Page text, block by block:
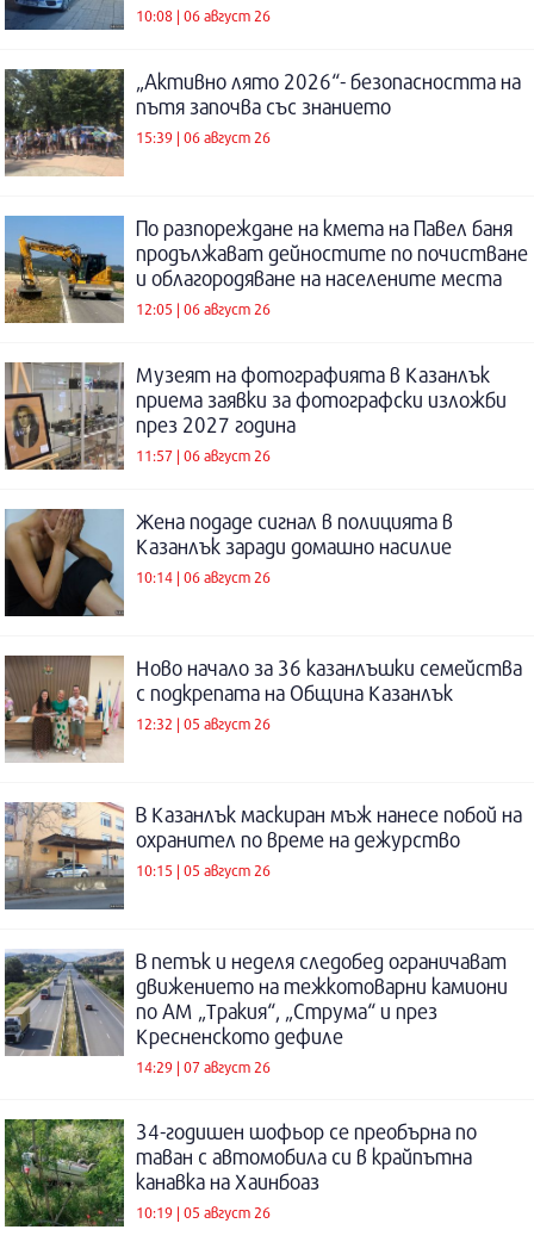
10:08 | 06 август 26
„Активно лято 2026“- безопасността на
пътя започва със знанието
15:39 | 06 август 26
По разпореждане на кмета на Павел баня
продължават дейностите по почистване
и облагородяване на населените места
12:05 | 06 август 26
Музеят на фотографията в Казанлък
приема заявки за фотографски изложби
през 2027 година
11:57 | 06 август 26
Жена подаде сигнал в полицията в
Казанлък заради домашно насилие
10:14 | 06 август 26
Ново начало за 36 казанлъшки семейства
с подкрепата на Община Казанлък
12:32 | 05 август 26
В Казанлък маскиран мъж нанесе побой на
охранител по време на дежурство
10:15 | 05 август 26
В петък и неделя следобед ограничават
движението на тежкотоварни камиони
по АМ „Тракия“, „Струма“ и през
Кресненското дефиле
14:29 | 07 август 26
34-годишен шофьор се преобърна по
таван с автомобила си в крайпътна
канавка на Хаинбоаз
10:19 | 05 август 26